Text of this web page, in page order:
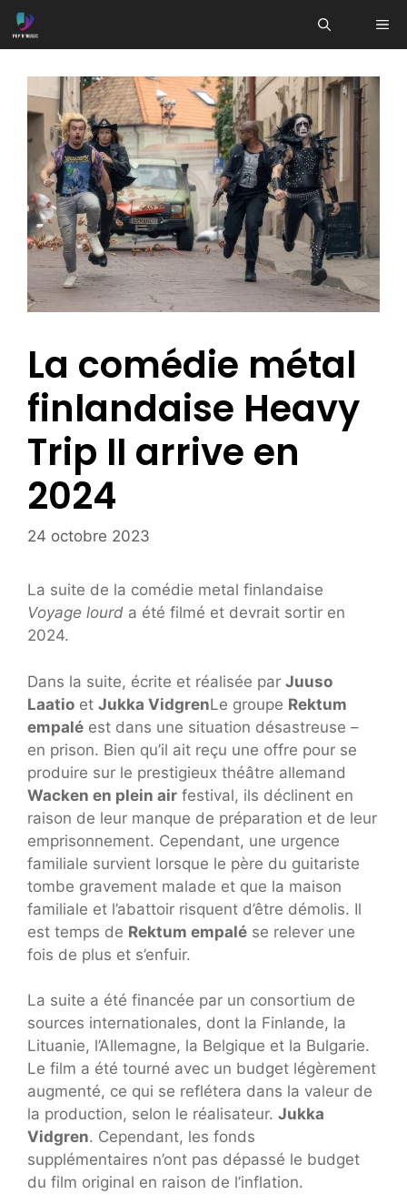
Aller
au
La comédie métal
finlandaise Heavy
Trip II arrive en
2024
24 octobre 2023
La suite de la comédie metal finlandaise
Voyage lourd a été filmé et devrait sortir en
2024.
Dans la suite, écrite et réalisée par Juuso
Laatio et Jukka VidgrenLe groupe Rektum
empalé est dans une situation désastreuse –
en prison. Bien qu’il ait reçu une offre pour se
produire sur le prestigieux théâtre allemand
Wacken en plein air festival, ils déclinent en
raison de leur manque de préparation et de leur
emprisonnement. Cependant, une urgence
familiale survient lorsque le père du guitariste
tombe gravement malade et que la maison
familiale et l’abattoir risquent d’être démolis. Il
est temps de Rektum empalé se relever une
fois de plus et s’enfuir.
La suite a été financée par un consortium de
sources internationales, dont la Finlande, la
Lituanie, l’Allemagne, la Belgique et la Bulgarie.
Le film a été tourné avec un budget légèrement
augmenté, ce qui se reflétera dans la valeur de
la production, selon le réalisateur. Jukka
Vidgren. Cependant, les fonds
supplémentaires n’ont pas dépassé le budget
du film original en raison de l’inflation.